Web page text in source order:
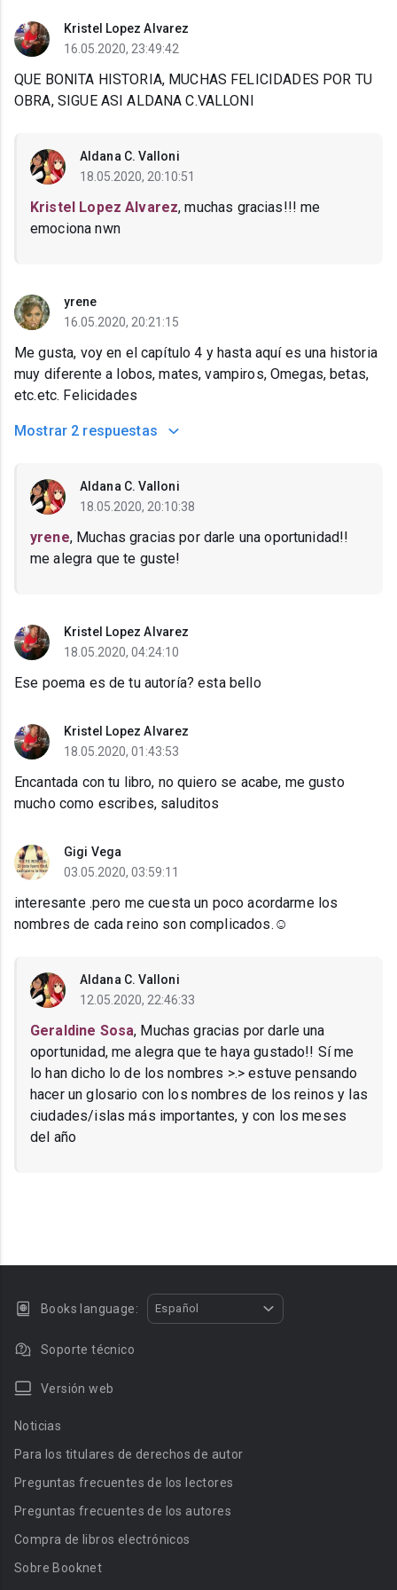
Kristel Lopez Alvarez
16.05.2020, 23:49:42
QUE BONITA HISTORIA, MUCHAS FELICIDADES POR TU
OBRA, SIGUE ASI ALDANA C.VALLONI
Aldana C. Valloni
18.05.2020, 20:10:51
Kristel Lopez Alvarez, muchas gracias!!! me
emociona nwn
yrene
16.05.2020, 20:21:15
Me gusta, voy en el capítulo 4 y hasta aquí es una historia
muy diferente a lobos, mates, vampiros, Omegas, betas,
etc.etc. Felicidades
Mostrar 2 respuestas
Aldana C. Valloni
18.05.2020, 20:10:38
yrene, Muchas gracias por darle una oportunidad!!
me alegra que te guste!
Kristel Lopez Alvarez
18.05.2020, 04:24:10
Ese poema es de tu autoría? esta bello
Kristel Lopez Alvarez
18.05.2020, 01:43:53
Encantada con tu libro, no quiero se acabe, me gusto
mucho como escribes, saluditos
Gigi Vega
03.05.2020, 03:59:11
interesante .pero me cuesta un poco acordarme los
nombres d️e cada reino son complicados.☺️
Aldana C. Valloni
12.05.2020, 22:46:33
Geraldine Sosa, Muchas gracias por darle una
oportunidad, me alegra que te haya gustado!! Sí me
lo han dicho lo de los nombres >.> estuve pensando
hacer un glosario con los nombres de los reinos y las
ciudades/islas más importantes, y con los meses
del año
Books language: Español
Soporte técnico
Versión web
Noticias
Para los titulares de derechos de autor
Preguntas frecuentes de los lectores
Preguntas frecuentes de los autores
Compra de libros electrónicos
Sobre Booknet